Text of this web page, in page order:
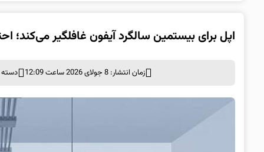
اپل برای بیستمین سالگرد آیفون غافلگیر می‌کند؛ احتمال معرفی ۶
زمان انتشار: 8 جولای 2026 ساعت 12:09 دسته